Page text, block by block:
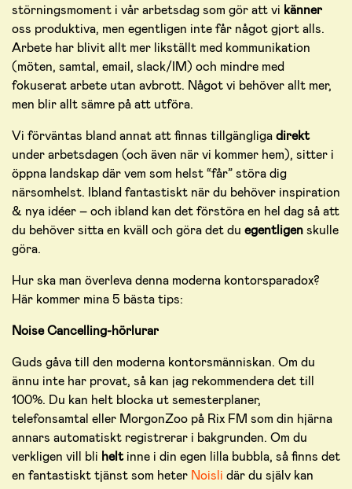
störningsmoment i vår arbetsdag som gör att vi känner
oss produktiva, men egentligen inte får något gjort alls.
Arbete har blivit allt mer likställt med kommunikation
(möten, samtal, email, slack/IM) och mindre med
fokuserat arbete utan avbrott. Något vi behöver allt mer,
men blir allt sämre på att utföra.
Vi förväntas bland annat att finnas tillgängligadirekt
under arbetsdagen (och även när vi kommer hem), sitter i
öppna landskap där vem som helst “får” störa dig
närsomhelst. Ibland fantastiskt när du behöver inspiration
& nya idéer – och ibland kan det förstöra en hel dag så att
du behöver sitta en kväll och göra det du egentligenskulle
göra.
Hur ska man överleva denna moderna kontorsparadox?
Här kommer mina 5 bästa tips:
Noise Cancelling-hörlurar
Guds gåva till den moderna kontorsmänniskan. Om du
ännu inte har provat, så kan jag rekommendera det till
100%. Du kan helt blocka ut semesterplaner,
telefonsamtal eller MorgonZoo på Rix FM som din hjärna
annars automatiskt registrerar i bakgrunden. Om du
verkligen vill bli heltinne i din egen lilla bubbla, så finns det
en fantastiskt tjänst som heter Noisli där du själv kan